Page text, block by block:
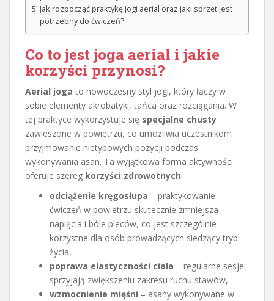
Jak rozpocząć praktykę jogi aerial oraz jaki sprzęt jest
potrzebny do ćwiczeń?
Co to jest joga aerial i jakie
korzyści przynosi?
Aerial joga to nowoczesny styl jogi, który łączy w
sobie elementy akrobatyki, tańca oraz rozciągania. W
tej praktyce wykorzystuje się specjalne chusty
zawieszone w powietrzu, co umożliwia uczestnikom
przyjmowanie nietypowych pozycji podczas
wykonywania asan. Ta wyjątkowa forma aktywności
oferuje szereg korzyści zdrowotnych.
odciążenie kręgosłupa – praktykowanie
ćwiczeń w powietrzu skutecznie zmniejsza
napięcia i bóle pleców, co jest szczególnie
korzystne dla osób prowadzących siedzący tryb
życia,
poprawa elastyczności ciała – regularne sesje
sprzyjają zwiększeniu zakresu ruchu stawów,
wzmocnienie mięśni – asany wykonywane w